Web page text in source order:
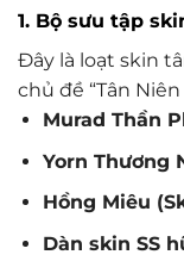
1. Bộ sưu tập
Đây là loạt skin
chủ đề “Tân Niên
Murad Thần
Yorn Thương
Hồng Miêu
Dàn skin SS